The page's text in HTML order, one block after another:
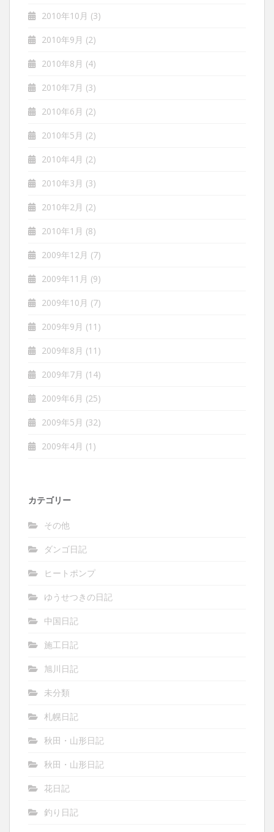
2010年10月 (3)
2010年9月 (2)
2010年8月 (4)
2010年7月 (3)
2010年6月 (2)
2010年5月 (2)
2010年4月 (2)
2010年3月 (3)
2010年2月 (2)
2010年1月 (8)
2009年12月 (7)
2009年11月 (9)
2009年10月 (7)
2009年9月 (11)
2009年8月 (11)
2009年7月 (14)
2009年6月 (25)
2009年5月 (32)
2009年4月 (1)
カテゴリー
その他
ダンゴ日記
ヒートポンプ
ゆうせつきの日記
中国日記
施工日記
旭川日記
未分類
札幌日記
秋田・山形日記
秋田・山形日記
花日記
釣り日記